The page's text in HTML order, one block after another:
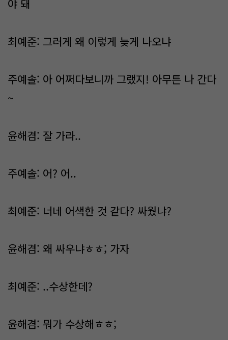
야 돼
최예준: 그러게 왜 이렇게 늦게 나오냐
주예솔: 아 어쩌다보니까 그랬지! 아무튼 나 간다
~
윤해겸: 잘 가라..
주예솔: 어? 어..
최예준: 너네 어색한 것 같다? 싸웠냐?
윤해겸: 왜 싸우냐ㅎㅎ; 가자
최예준: ..수상한데?
윤해겸: 뭐가 수상해ㅎㅎ;